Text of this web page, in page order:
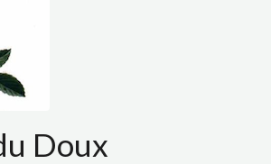
Doux